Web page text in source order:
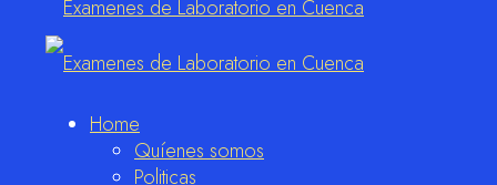
Home
Quíenes somos
Politicas